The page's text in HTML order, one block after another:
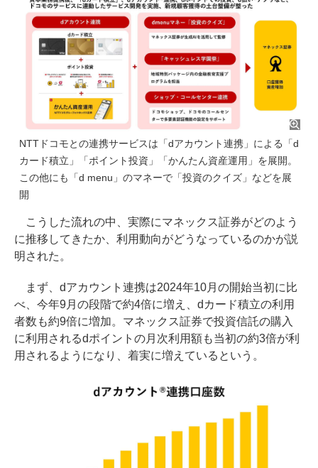
NTTドコモとの連携サービスは「dアカウント連携」による「d
カード積立」「ポイント投資」「かんたん資産運用」を展開。
この他にも「d menu」のマネーで「投資のクイズ」などを展
開
こうした流れの中、実際にマネックス証券がどのよう
に推移してきたか、利用動向がどうなっているのかが説
明された。
まず、dアカウント連携は2024年10月の開始当初に比
べ、今年9月の段階で約4倍に増え、dカード積立の利用
者数も約9倍に増加。マネックス証券で投資信託の購入
に利用されるdポイントの月次利用額も当初の約3倍が利
用されるようになり、着実に増えているという。